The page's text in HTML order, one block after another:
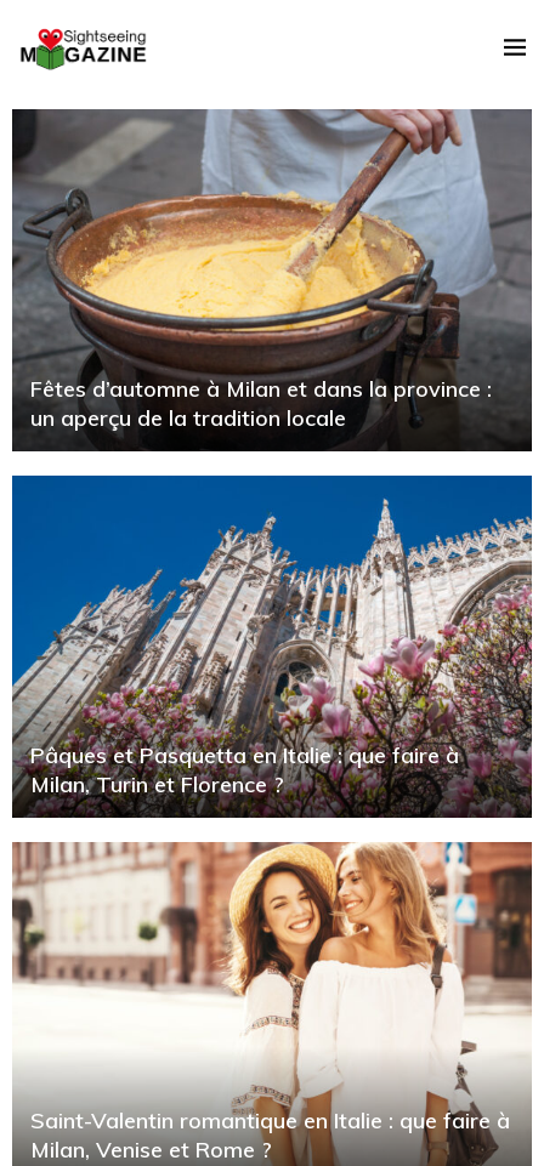
Fêtes d’automne à Milan et dans la province :
un aperçu de la tradition locale
Pâques et Pasquetta en Italie : que faire à
Milan, Turin et Florence ?
Saint-Valentin romantique en Italie : que faire à
Milan, Venise et Rome ?